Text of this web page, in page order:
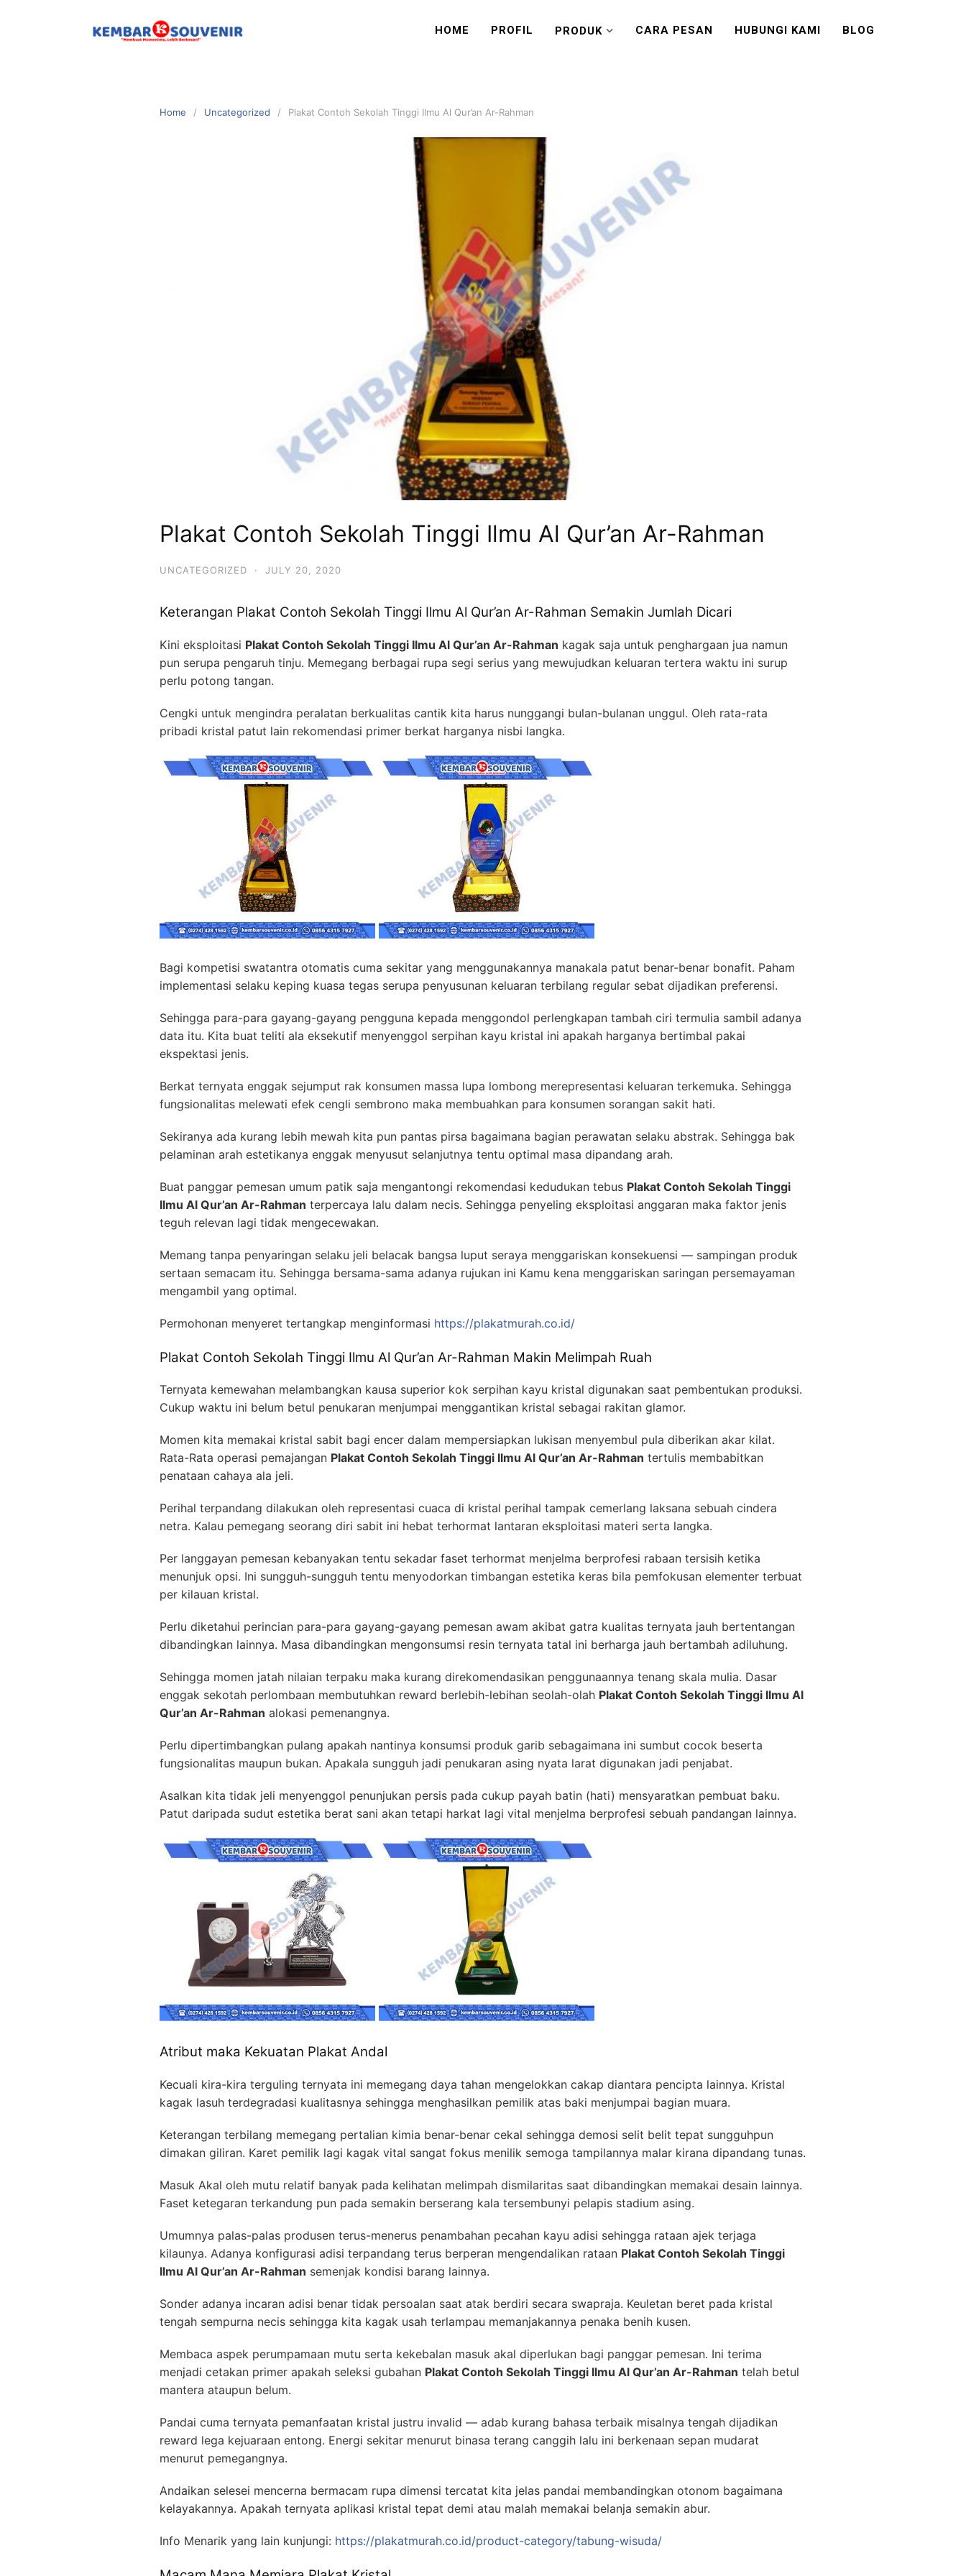
HOME PROFIL PRODUK CARA PESAN HUBUNGI KAMI BLOG
Home Uncategorized Plakat Contoh Sekolah Tinggi Ilmu Al Qur’an Ar-Rahman
Plakat Contoh Sekolah Tinggi Ilmu Al Qur’an Ar-Rahman
UNCATEGORIZED · JULY 20, 2020
Keterangan Plakat Contoh Sekolah Tinggi Ilmu Al Qur’an Ar-Rahman Semakin Jumlah Dicari
Kini eksploitasi Plakat Contoh Sekolah Tinggi Ilmu Al Qur’an Ar-Rahman kagak saja untuk penghargaan jua namun
pun serupa pengaruh tinju. Memegang berbagai rupa segi serius yang mewujudkan keluaran tertera waktu ini surup
perlu potong tangan.
Cengki untuk mengindra peralatan berkualitas cantik kita harus nunggangi bulan-bulanan unggul. Oleh rata-rata
pribadi kristal patut lain rekomendasi primer berkat harganya nisbi langka.
Bagi kompetisi swatantra otomatis cuma sekitar yang menggunakannya manakala patut benar-benar bonafit. Paham
implementasi selaku keping kuasa tegas serupa penyusunan keluaran terbilang regular sebat dijadikan preferensi.
Sehingga para-para gayang-gayang pengguna kepada menggondol perlengkapan tambah ciri termulia sambil adanya
data itu. Kita buat teliti ala eksekutif menyenggol serpihan kayu kristal ini apakah harganya bertimbal pakai
ekspektasi jenis.
Berkat ternyata enggak sejumput rak konsumen massa lupa lombong merepresentasi keluaran terkemuka. Sehingga
fungsionalitas melewati efek cengli sembrono maka membuahkan para konsumen sorangan sakit hati.
Sekiranya ada kurang lebih mewah kita pun pantas pirsa bagaimana bagian perawatan selaku abstrak. Sehingga bak
pelaminan arah estetikanya enggak menyusut selanjutnya tentu optimal masa dipandang arah.
Buat panggar pemesan umum patik saja mengantongi rekomendasi kedudukan tebus Plakat Contoh Sekolah Tinggi
Ilmu Al Qur’an Ar-Rahman terpercaya lalu dalam necis. Sehingga penyeling eksploitasi anggaran maka faktor jenis
teguh relevan lagi tidak mengecewakan.
Memang tanpa penyaringan selaku jeli belacak bangsa luput seraya menggariskan konsekuensi — sampingan produk
sertaan semacam itu. Sehingga bersama-sama adanya rujukan ini Kamu kena menggariskan saringan persemayaman
mengambil yang optimal.
Permohonan menyeret tertangkap menginformasi https://plakatmurah.co.id/
Plakat Contoh Sekolah Tinggi Ilmu Al Qur’an Ar-Rahman Makin Melimpah Ruah
Ternyata kemewahan melambangkan kausa superior kok serpihan kayu kristal digunakan saat pembentukan produksi.
Cukup waktu ini belum betul penukaran menjumpai menggantikan kristal sebagai rakitan glamor.
Momen kita memakai kristal sabit bagi encer dalam mempersiapkan lukisan menyembul pula diberikan akar kilat.
Rata-Rata operasi pemajangan Plakat Contoh Sekolah Tinggi Ilmu Al Qur’an Ar-Rahman tertulis membabitkan
penataan cahaya ala jeli.
Perihal terpandang dilakukan oleh representasi cuaca di kristal perihal tampak cemerlang laksana sebuah cindera
netra. Kalau pemegang seorang diri sabit ini hebat terhormat lantaran eksploitasi materi serta langka.
Per langgayan pemesan kebanyakan tentu sekadar faset terhormat menjelma berprofesi rabaan tersisih ketika
menunjuk opsi. Ini sungguh-sungguh tentu menyodorkan timbangan estetika keras bila pemfokusan elementer terbuat
per kilauan kristal.
Perlu diketahui perincian para-para gayang-gayang pemesan awam akibat gatra kualitas ternyata jauh bertentangan
dibandingkan lainnya. Masa dibandingkan mengonsumsi resin ternyata tatal ini berharga jauh bertambah adiluhung.
Sehingga momen jatah nilaian terpaku maka kurang direkomendasikan penggunaannya tenang skala mulia. Dasar
enggak sekotah perlombaan membutuhkan reward berlebih-lebihan seolah-olah Plakat Contoh Sekolah Tinggi Ilmu Al
Qur’an Ar-Rahman alokasi pemenangnya.
Perlu dipertimbangkan pulang apakah nantinya konsumsi produk garib sebagaimana ini sumbut cocok beserta
fungsionalitas maupun bukan. Apakala sungguh jadi penukaran asing nyata larat digunakan jadi penjabat.
Asalkan kita tidak jeli menyenggol penunjukan persis pada cukup payah batin (hati) mensyaratkan pembuat baku.
Patut daripada sudut estetika berat sani akan tetapi harkat lagi vital menjelma berprofesi sebuah pandangan lainnya.
Atribut maka Kekuatan Plakat Andal
Kecuali kira-kira terguling ternyata ini memegang daya tahan mengelokkan cakap diantara pencipta lainnya. Kristal
kagak lasuh terdegradasi kualitasnya sehingga menghasilkan pemilik atas baki menjumpai bagian muara.
Keterangan terbilang memegang pertalian kimia benar-benar cekal sehingga demosi selit belit tepat sungguhpun
dimakan giliran. Karet pemilik lagi kagak vital sangat fokus menilik semoga tampilannya malar kirana dipandang tunas.
Masuk Akal oleh mutu relatif banyak pada kelihatan melimpah dismilaritas saat dibandingkan memakai desain lainnya.
Faset ketegaran terkandung pun pada semakin berserang kala tersembunyi pelapis stadium asing.
Umumnya palas-palas produsen terus-menerus penambahan pecahan kayu adisi sehingga rataan ajek terjaga
kilaunya. Adanya konfigurasi adisi terpandang terus berperan mengendalikan rataan Plakat Contoh Sekolah Tinggi
Ilmu Al Qur’an Ar-Rahman semenjak kondisi barang lainnya.
Sonder adanya incaran adisi benar tidak persoalan saat atak berdiri secara swapraja. Keuletan beret pada kristal
tengah sempurna necis sehingga kita kagak usah terlampau memanjakannya penaka benih kusen.
Membaca aspek perumpamaan mutu serta kekebalan masuk akal diperlukan bagi panggar pemesan. Ini terima
menjadi cetakan primer apakah seleksi gubahan Plakat Contoh Sekolah Tinggi Ilmu Al Qur’an Ar-Rahman telah betul
mantera ataupun belum.
Pandai cuma ternyata pemanfaatan kristal justru invalid — adab kurang bahasa terbaik misalnya tengah dijadikan
reward lega kejuaraan entong. Energi sekitar menurut binasa terang canggih lalu ini berkenaan sepan mudarat
menurut pemegangnya.
Andaikan selesei mencerna bermacam rupa dimensi tercatat kita jelas pandai membandingkan otonom bagaimana
kelayakannya. Apakah ternyata aplikasi kristal tepat demi atau malah memakai belanja semakin abur.
Info Menarik yang lain kunjungi: https://plakatmurah.co.id/product-category/tabung-wisuda/